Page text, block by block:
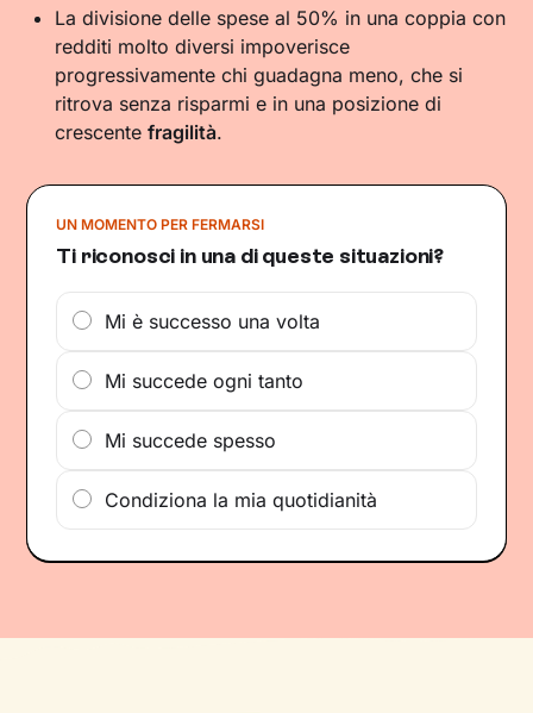
La divisione delle spese al 50% in una coppia con
redditi molto diversi impoverisce
progressivamente chi guadagna meno, che si
ritrova senza risparmi e in una posizione di
crescentefragilità.
UN MOMENTO PER FERMARSI
Ti riconosci in una di queste situazioni?
Mi è successo una volta
Mi succede ogni tanto
Mi succede spesso
Condiziona la mia quotidianità